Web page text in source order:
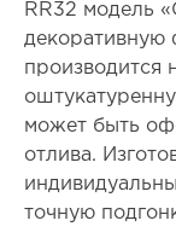
RR32 модель
декоративную
производится
может быть
отлива.
точную